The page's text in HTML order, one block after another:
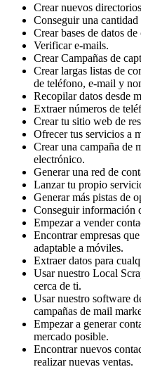
Crear nuevos
Conseguir una
Crear bases de datos de
Verificar e-mails.
Crear Campañas de
Crear largas listas de
de teléfono, e-mail y
Recopilar datos desde
Extraer números de
Crear tu sitio web de
Ofrecer tus servicios a
Crear una campaña de
electrónico.
Generar una red de
Lanzar tu propio
Generar más pistas de
Conseguir información
Empezar a vender
Encontrar empresas
adaptable a móviles.
Extraer datos para
Usar nuestro Local
cerca de ti.
Usar nuestro software
campañas de mail
Empezar a generar
mercado posible.
Encontrar nuevos
realizar nuevas ventas.